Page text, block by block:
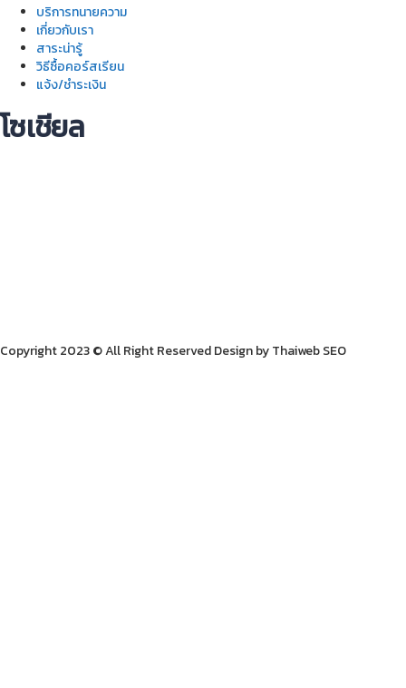
บริการทนายความ
เกี่ยวกับเรา
สาระน่ารู้
วิธีซื้อคอร์สเรียน
แจ้ง/ชำระเงิน
โซเชียล
Copyright 2023 © All Right Reserved Design by Thaiweb SEO